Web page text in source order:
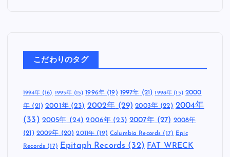
こだわりのタグ
1994年(16) 1995年 (15) 1996年(19) 1997年 (21) 1998年 (15) 2000
年 (21) 2001年(23) 2002年 (29) 2003年 (22) 2004年
(33) 2005年 (24) 2006年 (23) 2007年(27) 2008年
(21) 2009年 (20) 2011年 (19) Columbia Records (17) Epic
Records (17) Epitaph Records (32) FAT WRECK